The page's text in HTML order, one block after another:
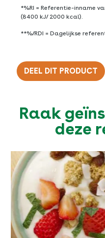
*%RI = Referentie-inname
(8400 kJ/ 2000 kcal).
**%/RDI = Dagelijkse
DEEL DIT PRODUCT
Facebook
Pinterest
Kopieer URL
Raak
deze